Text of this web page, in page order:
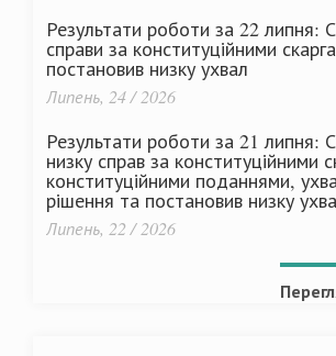
Результати роботи за 22 липня:
справи за конституційними
постановив низку ухвал
Липень, 24 / 2026
Результати роботи за 21 липня:
низку справ за конституційними
конституційними поданнями,
рішення та постановив низку
Липень, 22 / 2026